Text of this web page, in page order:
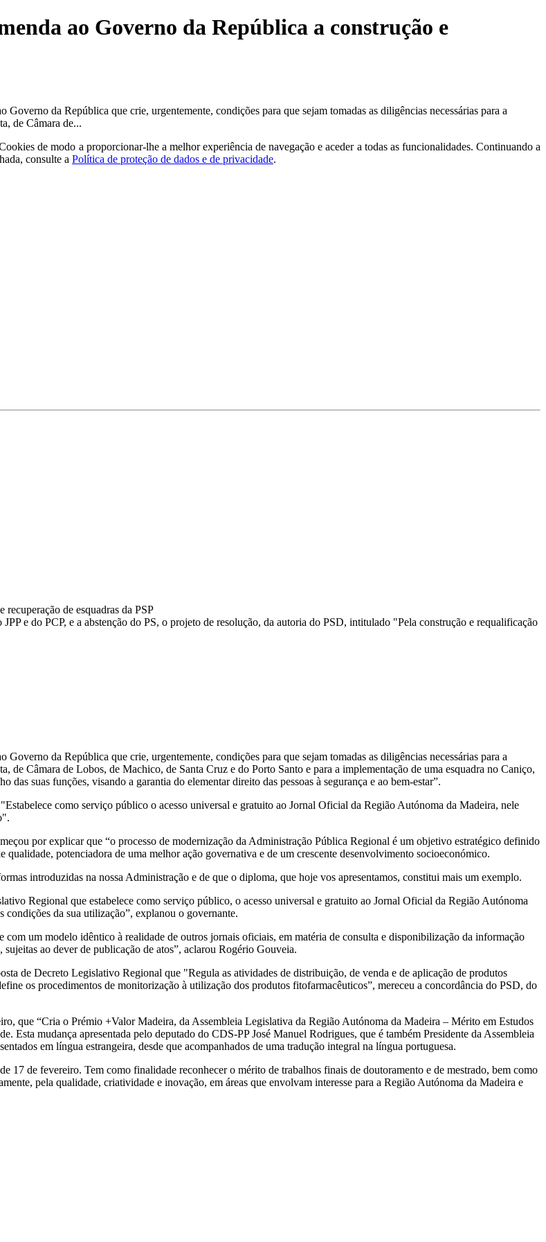
ao Governo da República a construção e
da República que crie, urgentemente, condições para que sejam tomadas as diligências necessárias para a
de Câmara de...
de modo a proporcionar-lhe a melhor experiência de navegação e aceder a todas as funcionalidades. Continuando a
consulte a Política de proteção de dados e de privacidade.
de esquadras da PSP
e do PCP, e a abstenção do PS, o projeto de resolução, da autoria do PSD, intitulado "Pela construção e requalificação
da República que crie, urgentemente, condições para que sejam tomadas as diligências necessárias para a
de Câmara de Lobos, de Machico, de Santa Cruz e do Porto Santo e para a implementação de uma esquadra no Caniço,
suas funções, visando a garantia do elementar direito das pessoas à segurança e ao bem-estar”.
como serviço público o acesso universal e gratuito ao Jornal Oficial da Região Autónoma da Madeira, nele
por explicar que “o processo de modernização da Administração Pública Regional é um objetivo estratégico definido
potenciadora de uma melhor ação governativa e de um crescente desenvolvimento socioeconómico.
introduzidas na nossa Administração e de que o diploma, que hoje vos apresentamos, constitui mais um exemplo.
Regional que estabelece como serviço público, o acesso universal e gratuito ao Jornal Oficial da Região Autónoma
da sua utilização”, explanou o governante.
um modelo idêntico à realidade de outros jornais oficiais, em matéria de consulta e disponibilização da informação
ao dever de publicação de atos”, aclarou Rogério Gouveia.
de Decreto Legislativo Regional que "Regula as atividades de distribuição, de venda e de aplicação de produtos
os procedimentos de monitorização à utilização dos produtos fitofarmacêuticos”, mereceu a concordância do PSD, do
que “Cria o Prémio +Valor Madeira, da Assembleia Legislativa da Região Autónoma da Madeira – Mérito em Estudos
mudança apresentada pelo deputado do CDS-PP José Manuel Rodrigues, que é também Presidente da Assembleia
em língua estrangeira, desde que acompanhados de uma tradução integral na língua portuguesa.
de fevereiro. Tem como finalidade reconhecer o mérito de trabalhos finais de doutoramento e de mestrado, bem como
pela qualidade, criatividade e inovação, em áreas que envolvam interesse para a Região Autónoma da Madeira e